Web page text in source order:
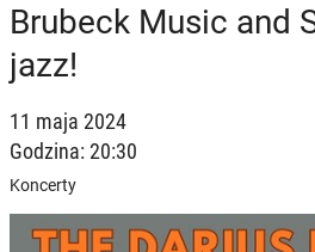
Brubeck Music and
jazz!
11 maja 2024
Godzina: 20:30
Koncerty